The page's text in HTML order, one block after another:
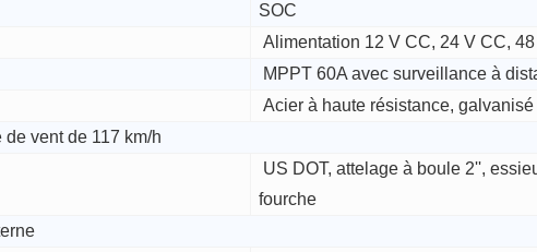
SOC
Alimentation 12 V CC, 24 V CC,
MPPT 60A avec surveillance à
Acier à haute résistance,
vent de 117 km/h
US DOT, attelage à boule 2'',
fourche